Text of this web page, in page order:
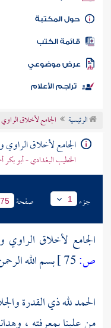
كتاب الأمة
المكتبة
الكتب
موضوعي
تراجم الأعلام
الرئيسية الجامع لأخلاق
الجامع لأخلاق الراوي
الخطيب البغدادي - أبو بكر
جزء 1 صفحة 75
الجامع لأخلاق
ص:
بسم الله
الحمد لله ذي القدرة